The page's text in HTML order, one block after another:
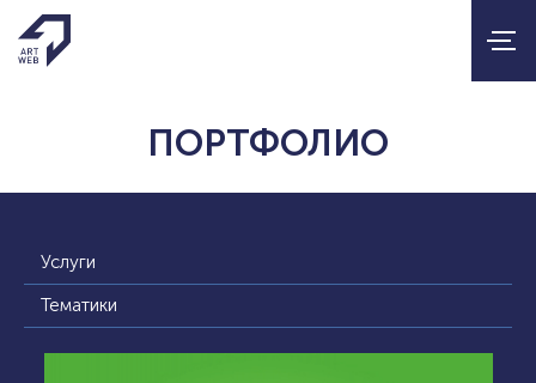
ПОРТФОЛИО
Услуги
Тематики